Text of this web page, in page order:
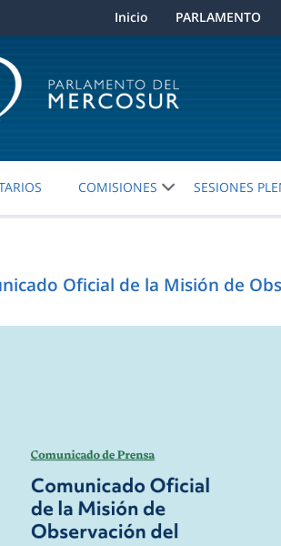
Inicio PARLAMENTO
COMISIONES SESIONES
Oficial de la Misión de